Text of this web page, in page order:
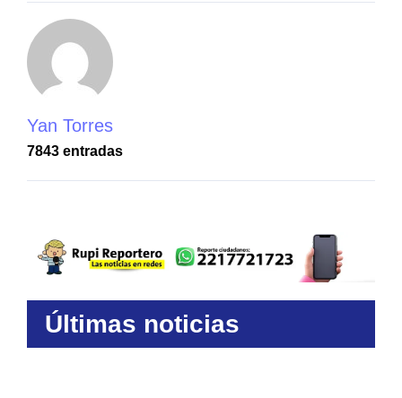
Yan Torres
7843 entradas
Últimas noticias